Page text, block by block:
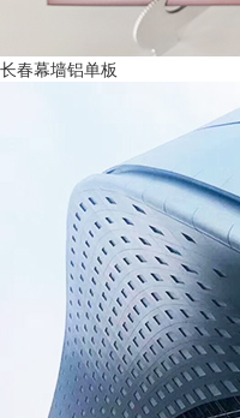
长春幕墙铝单板